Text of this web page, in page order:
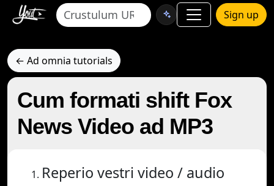
Sign up
← Ad omnia tutorials
Cum formati shift Fox
News Video ad MP3
Reperio vestri video / audio